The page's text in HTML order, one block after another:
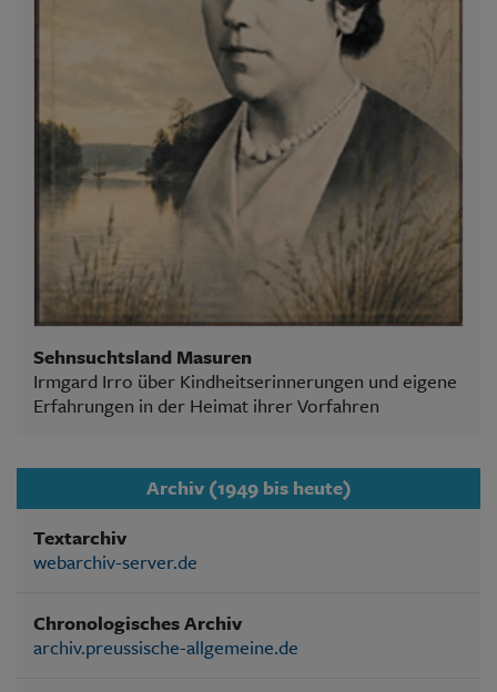
Sehnsuchtsland Masuren
Irmgard Irro über Kindheitserinnerungen und eigene
Erfahrungen in der Heimat ihrer Vorfahren
Archiv (1949 bis heute)
Textarchiv
webarchiv-server.de
Chronologisches Archiv
archiv.preussische-allgemeine.de